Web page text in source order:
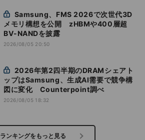
メモリ構想を公開 zHBMや400層超
BV-NANDを披露
2026/08/05 20:50
ップはSamsung、生成AI需要で競争構
図に変化 Counterpoint調べ
2026/08/05 18:32
ランキングをもっと見る